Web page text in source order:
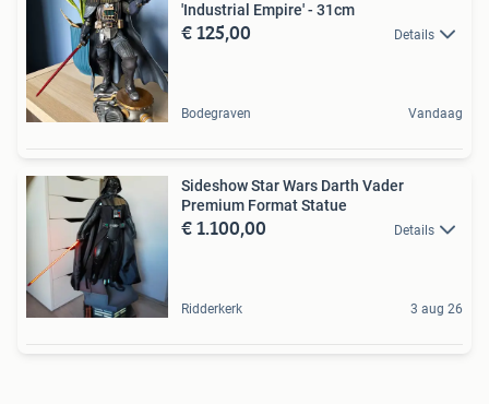
'Industrial Empire' - 31cm
€ 125,00 Details
Bodegraven Vandaag
Sideshow Star Wars Darth Vader
Premium Format Statue
€ 1.100,00 Details
Ridderkerk 3 aug 26